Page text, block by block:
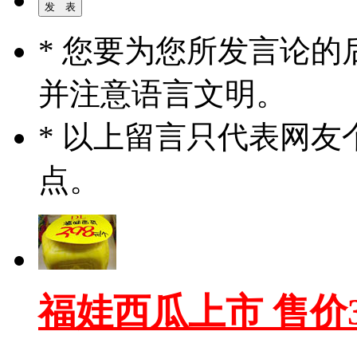
* 您要为您所发言论的
并注意语言文明。
* 以上留言只代表网友
点。
福娃西瓜上市 售价